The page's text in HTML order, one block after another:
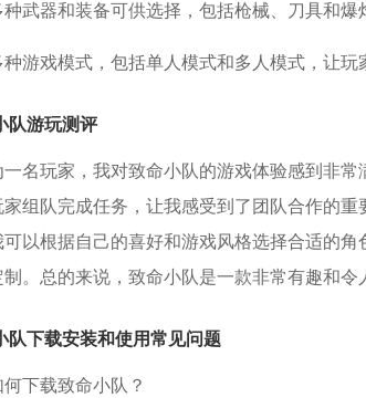
种武器和装备可供选择，包括枪械、刀具和爆
种游戏模式，包括单人模式和多人模式，让玩
队游玩测评
一名玩家，我对致命小队的游戏体验感到非
家组队完成任务，让我感受到了团队合作的
可以根据自己的喜好和游戏风格选择合适的
。总的来说，致命小队是一款非常有趣和令
队下载安装和使用常见问题
何下载致命小队？